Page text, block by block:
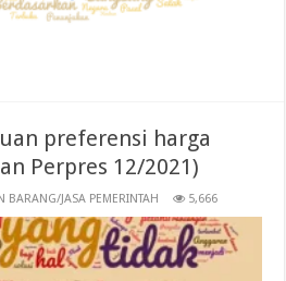
preferensi harga
Perpres 12/2021)
BARANG/JASA PEMERINTAH 5,666